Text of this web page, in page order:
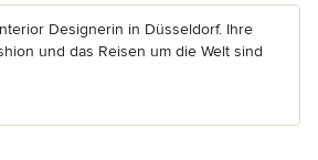
Designerin in Düsseldorf. Ihre
und das Reisen um die Welt sind